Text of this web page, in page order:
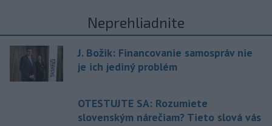
Neprehliadnite
J. Božik: Financovanie samospráv nie
je ich jediný problém
OTESTUJTE SA: Rozumiete
slovenským nárečiam? Tieto slová vás